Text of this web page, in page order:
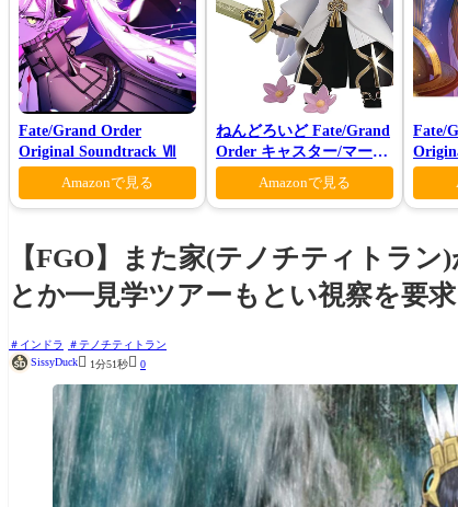
Fate/Grand Order
Original Soundtrack Ⅶ
Amazonで見る
ねんどろいど Fate/Grand
Order キャスター/マーリ
ン 花の魔術師Ver.
Amazonで見る
Fate/
VI(初
【FGO】また家(テノチティトラ
とか━見学ツアーもとい視察を要求
インドラ
テノチティトラン
SissyDuck 1分51秒 0